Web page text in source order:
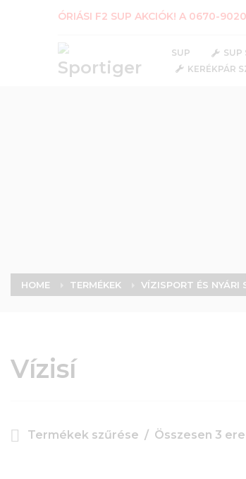
ÓRIÁSI F2 SUP AKCIÓK! A 0670-
SUP SUP
KERÉKPÁR
HOME TERMÉKEK VÍZISPORT ÉS NYÁRI
Vízisí
Termékek szűrése Összesen 3